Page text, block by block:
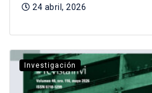
24 abril, 2026
Investigación